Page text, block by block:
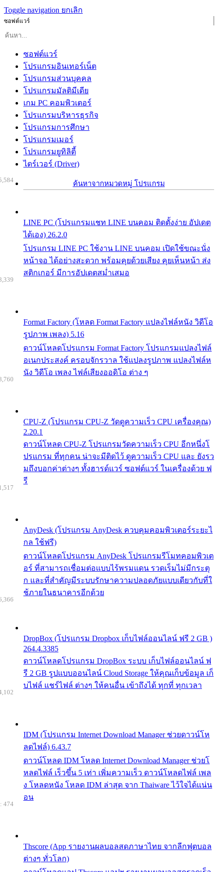
Toggle navigation ยกเลิก
ซอฟต์แวร์
ซอฟต์แวร์
โปรแกรมอินเทอร์เน็ต
โปรแกรมส่วนบุคคล
โปรแกรมมัลติมีเดีย
เกม PC คอมพิวเตอร์
โปรแกรมบริหารธุรกิจ
โปรแกรมการศึกษา
โปรแกรมเมอร์
โปรแกรมยูทิลิตี้
ไดร์เวอร์ (Driver)
ค้นหาจากหมวดหมู่ โปรแกรม
LINE PC (โปรแกรมแชท LINE บนคอม ติดตั้งง่าย อัปเดต
ได้เอง) 26.2.0
โปรแกรม LINE PC ใช้งาน LINE บนคอม เปิดใช้ขณะนั่ง
หน้าจอ ได้อย่างสะดวก พร้อมคุยด้วยเสียง คุยเห็นหน้า ส่ง
สติกเกอร์ มีการอัปเดตสม่ำเสมอ
Format Factory (โหลด Format Factory แปลงไฟล์หนัง วิดีโอ
รูปภาพ เพลง) 5.16
ดาวน์โหลดโปรแกรม Format Factory โปรแกรมแปลงไฟล์
อเนกประสงค์ ครอบจักรวาล ใช้แปลงรูปภาพ แปลงไฟล์ห
นัง วิดีโอ เพลง ไฟล์เสียงออดิโอ ต่าง ๆ
CPU-Z (โปรแกรม CPU-Z วัดดูความเร็ว CPU เครื่องคุณ)
2.20.1
ดาวน์โหลด CPU-Z โปรแกรมวัดความเร็ว CPU อีกหนึ่งโ
ปรแกรม ที่ทุกคน น่าจะมีติดไว้ ดูความเร็ว CPU และ ยังรว
มถึงบอกค่าต่างๆ ทั้งฮารด์แวร์ ซอฟต์แวร์ ในเครื่องด้วย ฟ
รี
AnyDesk (โปรแกรม AnyDesk ควบคุมคอมพิวเตอร์ระยะไ
กล ใช้ฟรี)
ดาวน์โหลดโปรแกรม AnyDesk โปรแกรมรีโมทคอมพิวเต
อร์ ที่สามารถเชื่อมต่อแบบไร้พรมแดน รวดเร็มไม่มีกระตุ
ก และที่สำคัญมีระบบรักษาความปลอดภัยแบบเดียวกับที่ใ
ช้ภายในธนาคารอีกด้วย
DropBox (โปรแกรม Dropbox เก็บไฟล์ออนไลน์ ฟรี 2 GB )
264.4.3385
ดาวน์โหลดโปรแกรม DropBox ระบบ เก็บไฟล์ออนไลน์ ฟ
รี 2 GB รูปแบบออนไลน์ Cloud Storage ให้คุณเก็บข้อมูล เก็
บไฟล์ แชร์ไฟล์ ต่างๆ ให้คนอื่น เข้าถึงได้ ทุกที่ ทุกเวลา
IDM (โปรแกรม Internet Download Manager ช่วยดาวน์โห
ลดไฟล์) 6.43.7
ดาวน์โหลด IDM โหลด Internet Download Manager ช่วยโ
หลดไฟล์ เร็วขึ้น 5 เท่า เพิ่มความเร็ว ดาวน์โหลดไฟล์ เพล
ง โหลดหนัง โหลด IDM ล่าสุด จาก Thaiware ไว้ใจได้แน่น
อน
Thscore (App รายงานผลบอลสดภาษาไทย จากลีกฟุตบอล
ต่างๆ ทั่วโลก)
474